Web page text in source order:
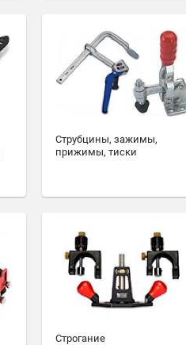
Струбцины, зажимы,
прижимы, тиски
Строгание